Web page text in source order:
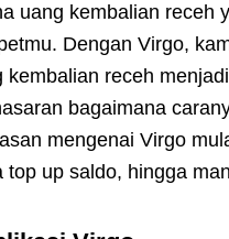
uang kembalian receh
Dengan Virgo,
kembalian receh
bagaimana
mengenai Virgo
top up saldo, hingga